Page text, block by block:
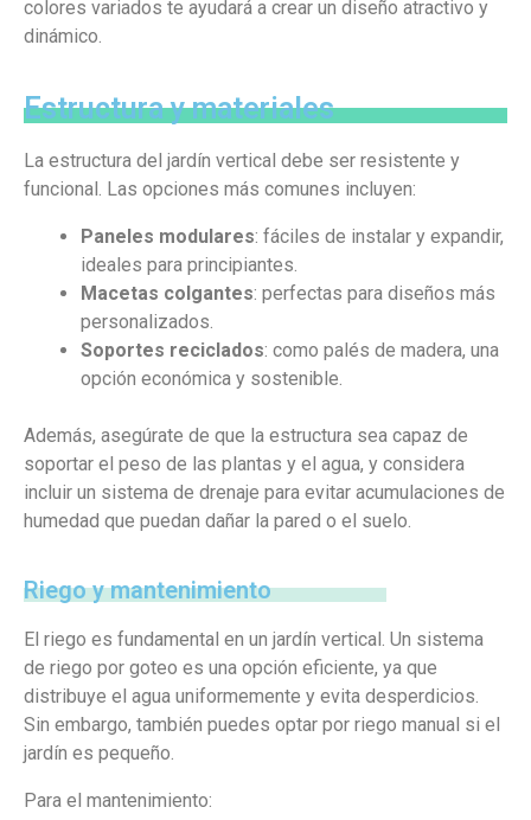
colores variados te ayudará a crear un diseño atractivo y
dinámico.
Estructura y materiales
La estructura del jardín vertical debe ser resistente y
funcional. Las opciones más comunes incluyen:
Paneles modulares: fáciles de instalar y expandir,
ideales para principiantes.
Macetas colgantes: perfectas para diseños más
personalizados.
Soportes reciclados: como palés de madera, una
opción económica y sostenible.
Además, asegúrate de que la estructura sea capaz de
soportar el peso de las plantas y el agua, y considera
incluir un sistema de drenaje para evitar acumulaciones de
humedad que puedan dañar la pared o el suelo.
Riego y mantenimiento
El riego es fundamental en un jardín vertical. Un sistema
de riego por goteo es una opción eficiente, ya que
distribuye el agua uniformemente y evita desperdicios.
Sin embargo, también puedes optar por riego manual si el
jardín es pequeño.
Para el mantenimiento: